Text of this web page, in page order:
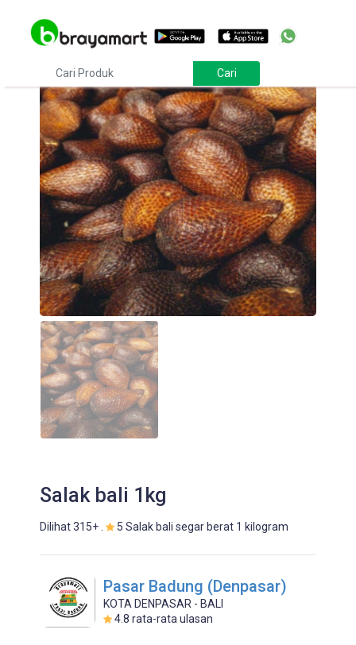
Salak bali 1kg
Dilihat 315+ . 5 Salak bali segar berat 1 kilogram
Pasar Badung (Denpasar)
KOTA DENPASAR - BALI
4.8 rata-rata ulasan